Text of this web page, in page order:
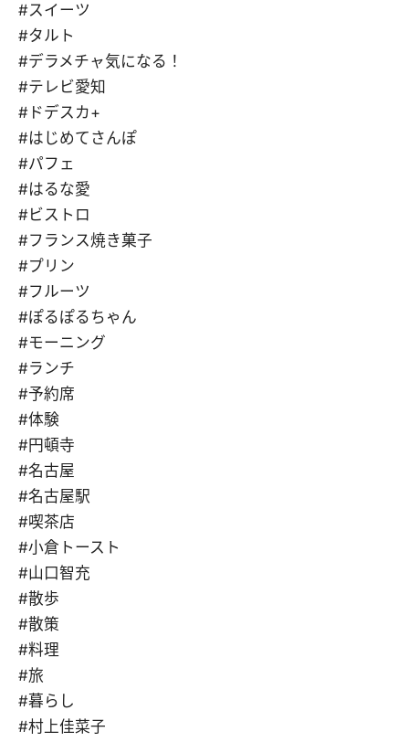
#スイーツ
#タルト
#デラメチャ気になる！
#テレビ愛知
#ドデスカ+
#はじめてさんぽ
#パフェ
#はるな愛
#ビストロ
#フランス焼き菓子
#プリン
#フルーツ
#ぽるぽるちゃん
#モーニング
#ランチ
#予約席
#体験
#円頓寺
#名古屋
#名古屋駅
#喫茶店
#小倉トースト
#山口智充
#散歩
#散策
#料理
#旅
#暮らし
#村上佳菜子